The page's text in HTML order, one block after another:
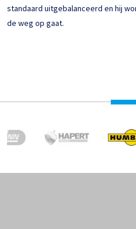
standaard uitgebalanceerd en hij
de weg op gaat.